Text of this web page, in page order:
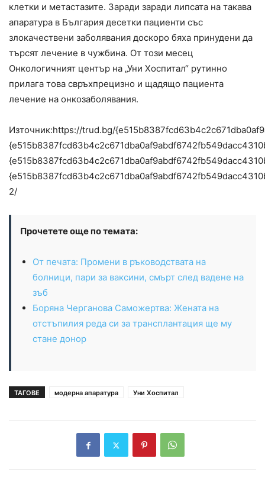
клетки и метастазите. Заради заради липсата на такава
апаратура в България десетки пациенти със
злокачествени заболявания доскоро бяха принудени да
търсят лечение в чужбина. От този месец
Онкологичният център на „Уни Хоспитал“ рутинно
прилага това свръхпрецизно и щадящо пациента
лечение на онкозаболявания.
Източник:https://trud.bg/
2/
Прочетете още по темата:
От печата: Промени в ръководствата на
болници, пари за ваксини, смърт след вадене на
зъб
Боряна Черганова Саможертва: Жената на
отстъпилия реда си за трансплантация ще му
стане донор
ТАГОВЕ модерна апаратура Уни Хоспитал